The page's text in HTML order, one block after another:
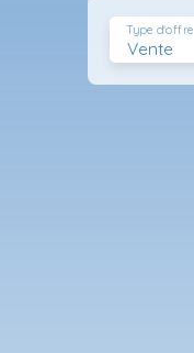
Vente
Type d'offre